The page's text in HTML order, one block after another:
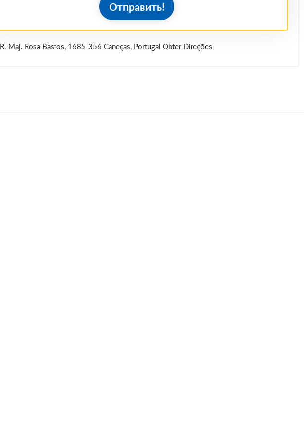
Отправить!
R. Maj. Rosa Bastos, 1685-356 Caneças, Portugal Obter Direções